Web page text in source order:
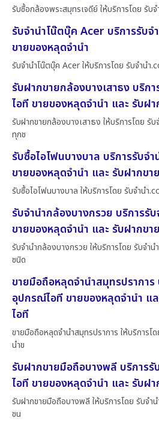
รับซื้อกล้องพระสมุทรเจดีย์ ให้บริการโดย รับ
รับจำนำโน๊ตบุ๊ค Acer บริการรับ
ขายของหลุดจำนำ
รับจำนำโน๊ตบุ๊ค Acer ให้บริการโดย รับจํานํา
รับฝากขายกล้องบางเสาธง บริก
ไอที ขายของหลุดจำนำ และ รับฝ
รับฝากขายกล้องบางเสาธง ให้บริการโดย รั
ทุกช
รับซื้อไอโฟนบางบาล บริการรับจ
ขายของหลุดจำนำ และ รับฝากข
รับซื้อไอโฟนบางบาล ให้บริการโดย รับจํานํา
รับจำนำกล้องบางกรวย บริการรั
ขายของหลุดจำนำ และ รับฝากข
รับจำนำกล้องบางกรวย ให้บริการโดย รับจํา
ชนิด
ขายมือถือหลุดจำนำสมุทรปราการ
อุปกรณ์ไอที ขายของหลุดจำนำ แ
ไอที
ขายมือถือหลุดจำนำสมุทรปราการ ให้บริการโ
นำข
รับฝากขายมือถือบางพลี บริการ
ไอที ขายของหลุดจำนำ และ รับฝ
รับฝากขายมือถือบางพลี ให้บริการโดย รับจํา
ชน